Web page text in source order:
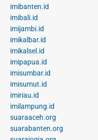
imibanten.id
imibali.id
imijambi.id
imikalbar.id
imikalsel.id
imipapua.id
imisumbar.id
imisumut.id
imiriau.id
imilampung.id
suaraaceh.org
suarabanten.org